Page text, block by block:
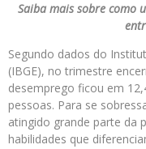
Saiba mais sobre como
Segundo dados do
(IBGE), no trimestre
desemprego ficou em
pessoas. Para se
atingido grande parte da
habilidades que